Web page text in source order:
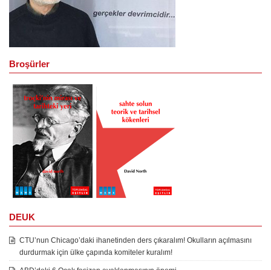
Broşürler
DEUK
CTU’nun Chicago’daki ihanetinden ders çıkaralım! Okulların açılmasını
durdurmak için ülke çapında komiteler kuralım!